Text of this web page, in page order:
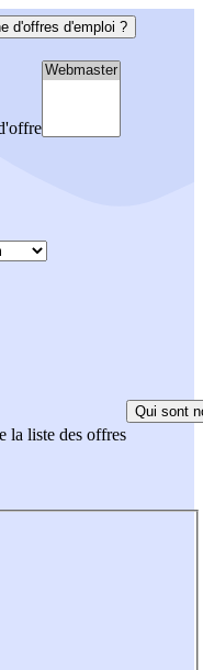
d'offres d'emploi ?
la liste des offres
Qui sont